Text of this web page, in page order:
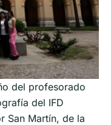
del profesorado
del IFD
San Martín, de la